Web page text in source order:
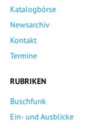
Katalogbörse
Newsarchiv
Kontakt
Termine
RUBRIKEN
Buschfunk
Ein- und Ausblicke